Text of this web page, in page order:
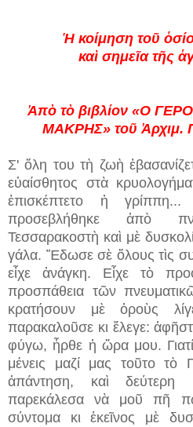
Ἡ κοίμηση τοῦ
καὶ σημεῖα τῆς
Ἀπὸ τὸ βιβλίον «Ο
ΜΑΚΡΗΣ» τοῦ Ἀρχιμ.
Σ' ὅλη του τὴ ζωὴ
εὐαίσθητος στὰ
ἐπισκέπτετο ἡ
προσεβλήθηκε ἀπὸ
Τεσσαρακοστὴ καὶ μὲ
γάλα. Ἔδωσε σὲ ὅλους τὶς
εἶχε ἀνάγκη. Εἶχε τὸ
προσπάθεια τῶν
κρατήσουν μὲ ὀροὺς
παρακαλοῦσε κι ἔλεγε:
φύγω, ἦρθε ἡ ὥρα μου.
μένεις μαζί μας τοῦτο τὸ
ἀπάντηση, καὶ
παρεκάλεσα νὰ μοῦ πῆ
σύντομα κι ἐκεῖνος μὲ